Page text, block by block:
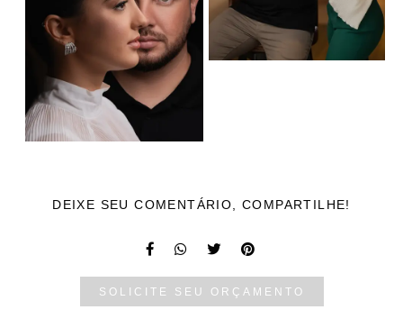
DEIXE SEU COMENTÁRIO, COMPARTILHE!
SOLICITE SEU ORÇAMENTO